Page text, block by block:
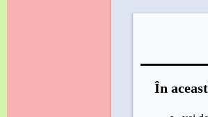
În